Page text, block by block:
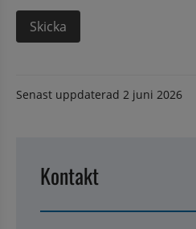
Senast uppdaterad 2 juni 2026
Kontakt